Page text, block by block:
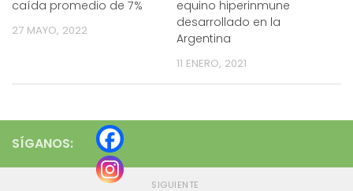
caída promedio de 7%
27 MAYO, 2022
equino hiperinmune
desarrollado en la
Argentina
11 ENERO, 2021
SÍGANOS:
SIGUIENTE